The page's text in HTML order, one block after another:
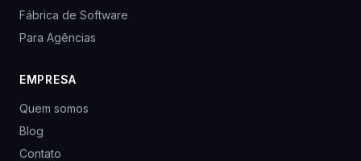
Fábrica de Software
Para Agências
EMPRESA
Quem somos
Blog
Contato